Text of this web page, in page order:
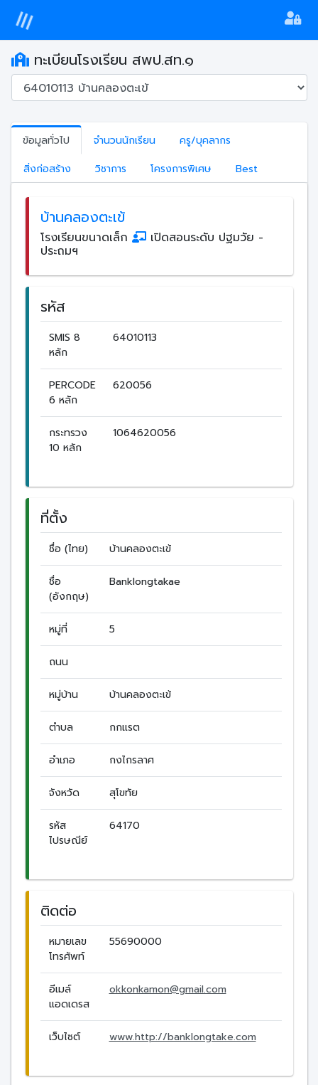
ทะเบียนโรงเรียน สพป.สท.๑
ข้อมูลทั่วไป จำนวนนักเรียน
ครู/บุคลากร
สิ่งก่อสร้าง
วิชาการ โครงการพิเศษ Best
บ้านคลองตะเข้
โรงเรียนขนาดเล็ก เปิดสอนระดับ ปฐมวัย -
ประถมฯ
รหัส
SMIS 8
หลัก
64010113
PERCODE
6 หลัก
620056
กระทรวง
10 หลัก
1064620056
ที่ตั้ง
ชื่อ (ไทย) บ้านคลองตะเข้
ชื่อ
(อังกฤษ)
Banklongtakae
หมู่ที่ 5
ถนน
หมู่บ้าน บ้านคลองตะเข้
ตำบล กกแรต
อำเภอ กงไกรลาศ
จังหวัด สุโขทัย
รหัส
ไปรษณีย์
64170
ติดต่อ
หมายเลข
โทรศัพท์
55690000
อีเมล์
แอดเดรส
okkonkamon@gmail.com
เว็บไซต์ www.http://banklongtake.com